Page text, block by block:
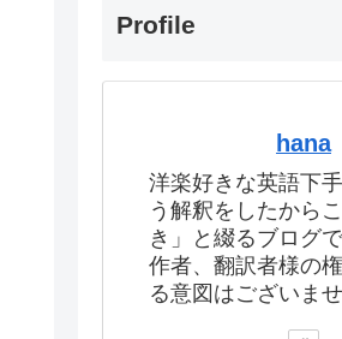
Profile
hana
洋楽好きな英語下
う解釈をしたから
き」と綴るブログで
作者、翻訳者様の
る意図はございませ